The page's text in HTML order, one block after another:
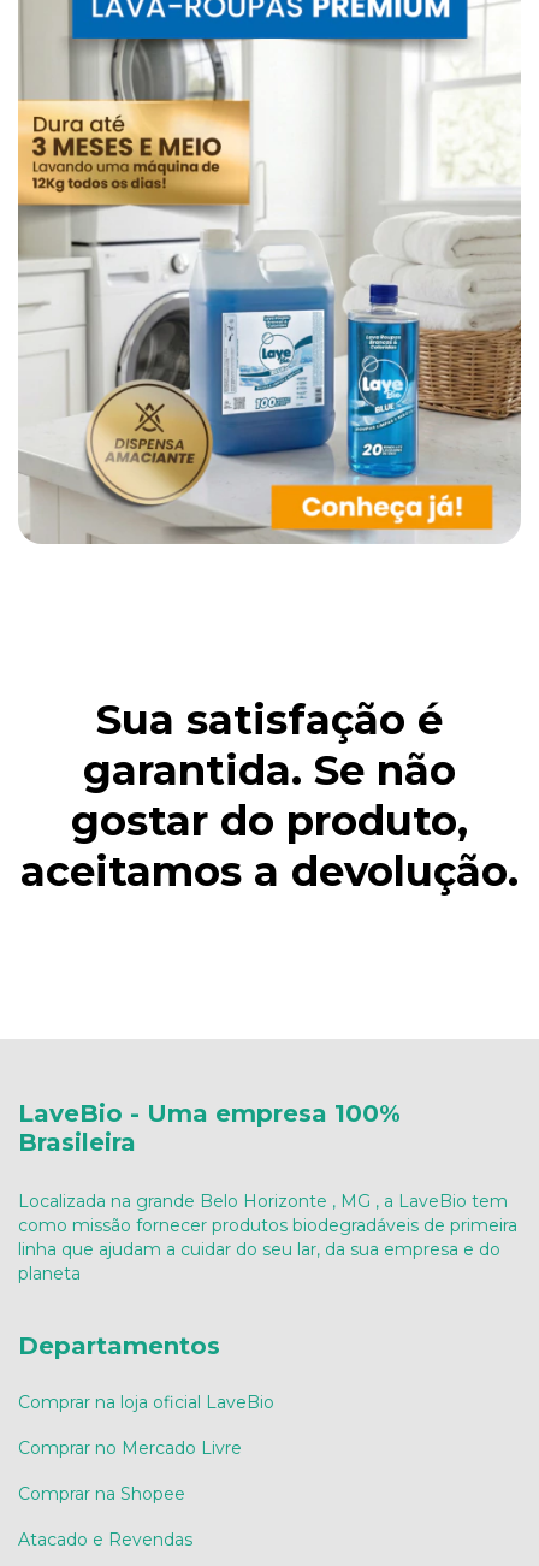
Sua satisfação é
garantida. Se não
gostar do produto,
aceitamos a devolução.
LaveBio - Uma empresa 100%
Brasileira
Localizada na grande Belo Horizonte , MG , a LaveBio tem
como missão fornecer produtos biodegradáveis de primeira
linha que ajudam a cuidar do seu lar, da sua empresa e do
planeta
Departamentos
Comprar na loja oficial LaveBio
Comprar no Mercado Livre
Comprar na Shopee
Atacado e Revendas